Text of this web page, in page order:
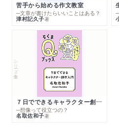
苦手から始める作文教室
─文章が書けたらいいことはある？
津村記久子著
シリーズ・全集
７日でできるキャラクター創作入門
─想像って役立つの？
名取佐和子著